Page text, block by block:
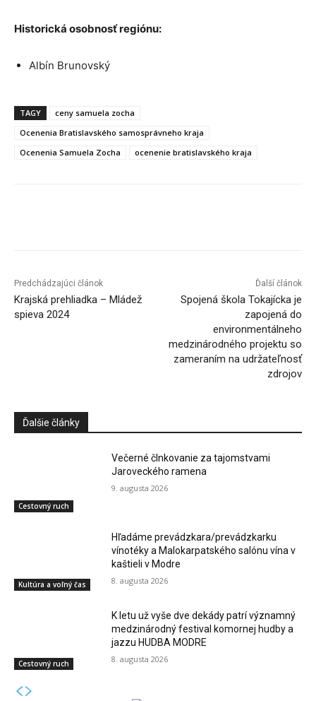
Historická osobnosť regiónu:
Albín Brunovský
TAGY
ceny samuela zocha
Ocenenia Bratislavského samosprávneho kraja
Ocenenia Samuela Zocha
ocenenie bratislavského kraja
Predchádzajúci článok
Krajská prehliadka – Mládež
spieva 2024
Ďalší článok
Spojená škola Tokajícka je
zapojená do
environmentálneho
medzinárodného projektu so
zameraním na udržateľnosť
zdrojov
Ďalšie články
Cestovný ruch
Večerné člnkovanie za tajomstvami
Jaroveckého ramena
9. augusta 2026
Kultúra a voľný čas
Hľadáme prevádzkara/prevádzkarku
vínotéky a Malokarpatského salónu vína v
kaštieli v Modre
8. augusta 2026
Cestovný ruch
K letu už vyše dve dekády patrí významný
medzinárodný festival komornej hudby a
jazzu HUDBA MODRE
8. augusta 2026